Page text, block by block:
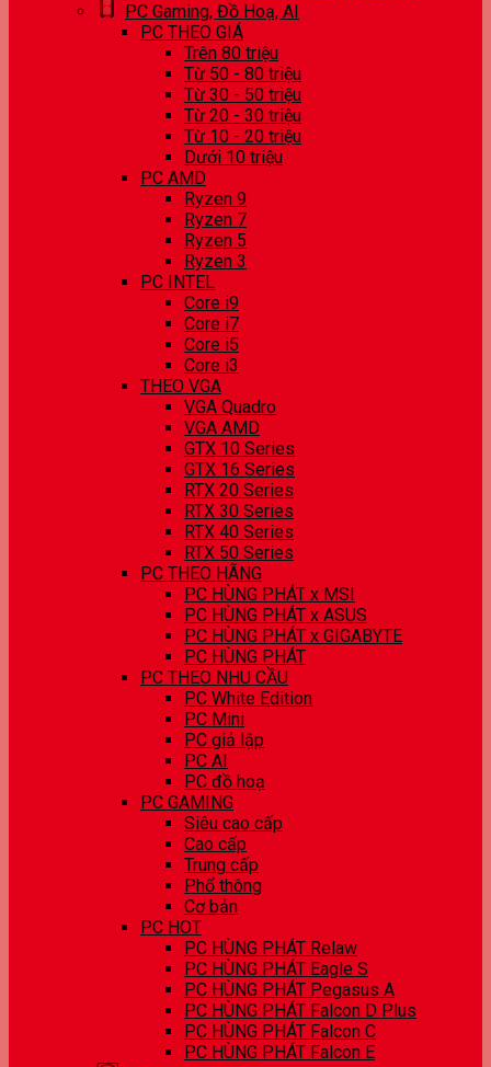
PC Gaming, Đồ Hoạ, AI
PC THEO GIÁ
Trên 80 triệu
Từ 50 - 80 triệu
Từ 30 - 50 triệu
Từ 20 - 30 triệu
Từ 10 - 20 triệu
Dưới 10 triệu
PC AMD
Ryzen 9
Ryzen 7
Ryzen 5
Ryzen 3
PC INTEL
Core i9
Core i7
Core i5
Core i3
THEO VGA
VGA Quadro
VGA AMD
GTX 10 Series
GTX 16 Series
RTX 20 Series
RTX 30 Series
RTX 40 Series
RTX 50 Series
PC THEO HÃNG
PC HÙNG PHÁT x MSI
PC HÙNG PHÁT x ASUS
PC HÙNG PHÁT x GIGABYTE
PC HÙNG PHÁT
PC THEO NHU CẦU
PC White Edition
PC Mini
PC giả lập
PC AI
PC đồ hoạ
PC GAMING
Siêu cao cấp
Cao cấp
Trung cấp
Phổ thông
Cơ bản
PC HOT
PC HÙNG PHÁT Relaw
PC HÙNG PHÁT Eagle S
PC HÙNG PHÁT Pegasus A
PC HÙNG PHÁT Falcon D Plus
PC HÙNG PHÁT Falcon C
PC HÙNG PHÁT Falcon E